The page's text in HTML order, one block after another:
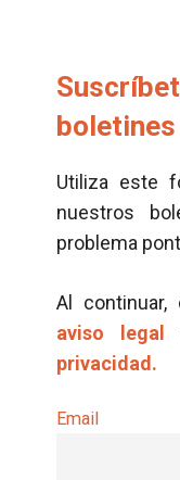
boletines
Utiliza este
nuestros
problema
Al continuar,
aviso legal
privacidad.
Email